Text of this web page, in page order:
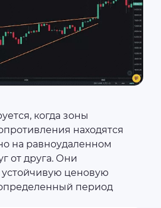
когда зоны
находятся
на равноудаленном
от друга. Они
ценовую
период